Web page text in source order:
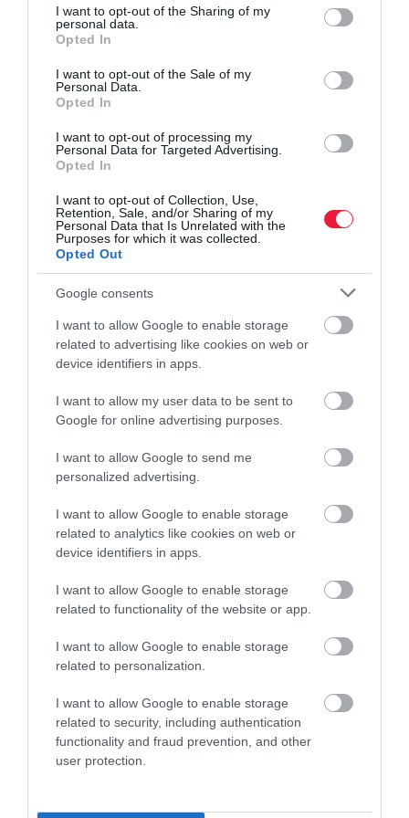
not limited to your visit or usage behaviour. You may click to
grant or deny consent to Google and its third-party tags to
use your data for below specified purposes in below Google
consent section.
I want to opt-out of the Sharing of my
personal data.
Opted In
I want to opt-out of the Sale of my
Personal Data.
Opted In
I want to opt-out of processing my
Personal Data for Targeted Advertising.
Opted In
I want to opt-out of Collection, Use,
Retention, Sale, and/or Sharing of my
Personal Data that Is Unrelated with the
Purposes for which it was collected.
Opted Out
Google consents
I want to allow Google to enable storage
related to advertising like cookies on web or
device identifiers in apps.
I want to allow my user data to be sent to
Google for online advertising purposes.
I want to allow Google to send me
personalized advertising.
I want to allow Google to enable storage
related to analytics like cookies on web or
device identifiers in apps.
I want to allow Google to enable storage
related to functionality of the website or app.
I want to allow Google to enable storage
related to personalization.
I want to allow Google to enable storage
related to security, including authentication
functionality and fraud prevention, and other
user protection.
Gyengült a forint, így számolj pénzváltáskor
Mutatjuk, hogyan változott a forint árfolyama a főbb devizákkal
szemben péntek reggelre a csütörtök esti jegyzésekhez képest a
nemzetközi bankközi devizapiacon. Erre készülj, ha ma
külföldön…